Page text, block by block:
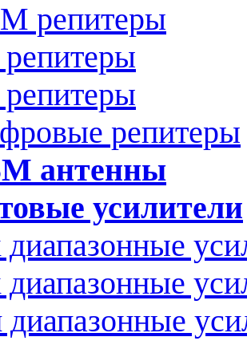
репитеры
репитеры
антенны
усилители
диапазонные
диапазонные
диапазонные